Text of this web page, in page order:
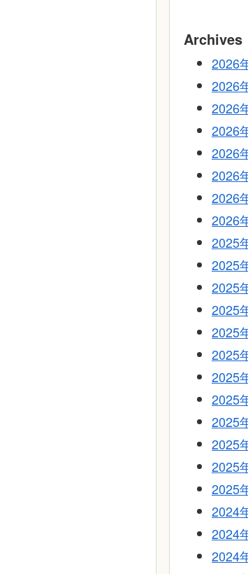
Archives
2026
2026
2026
2026
2026
2026
2026
2026
2025
2025
2025
2025
2025
2025
2025
2025
2025
2025
2025
2025
2024
2024
2024